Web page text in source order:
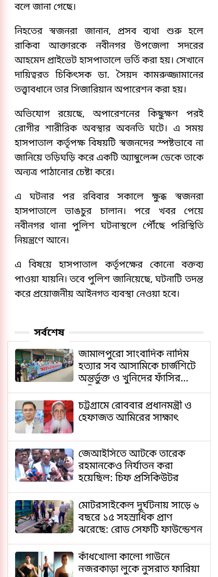
বলে জানা গেছে।
নিহতের স্বজনরা জানান, প্রসব ব্যথা শুরু হলে
রাকিবা আক্তারকে নবীনগর উপজেলা সদরের
আহমেদ প্রাইভেট হাসপাতালে ভর্তি করা হয়। সেখানে
দায়িত্বরত চিকিৎসক ডা. সৈয়দ কামরুজ্জামানের
তত্ত্বাবধানে তার সিজারিয়ান অপারেশন করা হয়।
অভিযোগ রয়েছে, অপারেশনের কিছুক্ষণ পরই
রোগীর শারীরিক অবস্থার অবনতি ঘটে। এ সময়
হাসপাতাল কর্তৃপক্ষ বিষয়টি স্বজনদের স্পষ্টভাবে না
জানিয়ে তড়িঘড়ি করে একটি অ্যাম্বুলেন্স ডেকে তাকে
অন্যত্র পাঠানোর চেষ্টা করে।
এ ঘটনার পর রবিবার সকালে ক্ষুব্ধ স্বজনরা
হাসপাতালে ভাঙচুর চালান। পরে খবর পেয়ে
নবীনগর থানা পুলিশ ঘটনাস্থলে পৌঁছে পরিস্থিতি
নিয়ন্ত্রণে আনে।
এ বিষয়ে হাসপাতাল কর্তৃপক্ষের কোনো বক্তব্য
পাওয়া যায়নি। তবে পুলিশ জানিয়েছে, ঘটনাটি তদন্ত
করে প্রয়োজনীয় আইনগত ব্যবস্থা নেওয়া হবে।
সর্বশেষ
জামালপুরো সাংবাদিক নাদিম
হত্যার সব আসামিকে চার্জশিটে
অন্তর্ভুক্ত ও খুনিদের ফাঁসির
দাবিতে মানববন্ধন
চট্টগ্রামে রোববার প্রধানমন্ত্রী ও
হেফাজত আমিরের সাক্ষাৎ
জেআইসিতে আটকে তারেক
রহমানকেও নির্যাতন করা
হয়েছিল: চিফ প্রসিকিউটর
মোটরসাইকেল দুর্ঘটনায় সাড়ে ৬
বছরে ১৫ সহস্রাধিক প্রাণ
ঝরেছে: রোড সেফটি ফাউন্ডেশন
কাঁধখোলা কালো গাউনে
নজরকাড়া লুকে নুসরাত ফারিয়া